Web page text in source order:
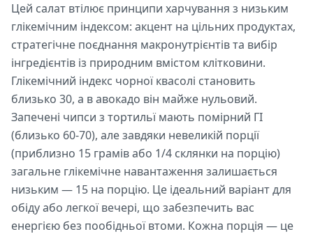
Цей салат втілює принципи харчування з низьким
глікемічним індексом: акцент на цільних продуктах,
стратегічне поєднання макронутрієнтів та вибір
інгредієнтів із природним вмістом клітковини.
Глікемічний індекс чорної квасолі становить
близько 30, а в авокадо він майже нульовий.
Запечені чипси з тортильї мають помірний ГІ
(близько 60-70), але завдяки невеликій порції
(приблизно 15 грамів або 1/4 склянки на порцію)
загальне глікемічне навантаження залишається
низьким — 15 на порцію. Це ідеальний варіант для
обіду або легкої вечері, що забезпечить вас
енергією без пообідньої втоми. Кожна порція — це